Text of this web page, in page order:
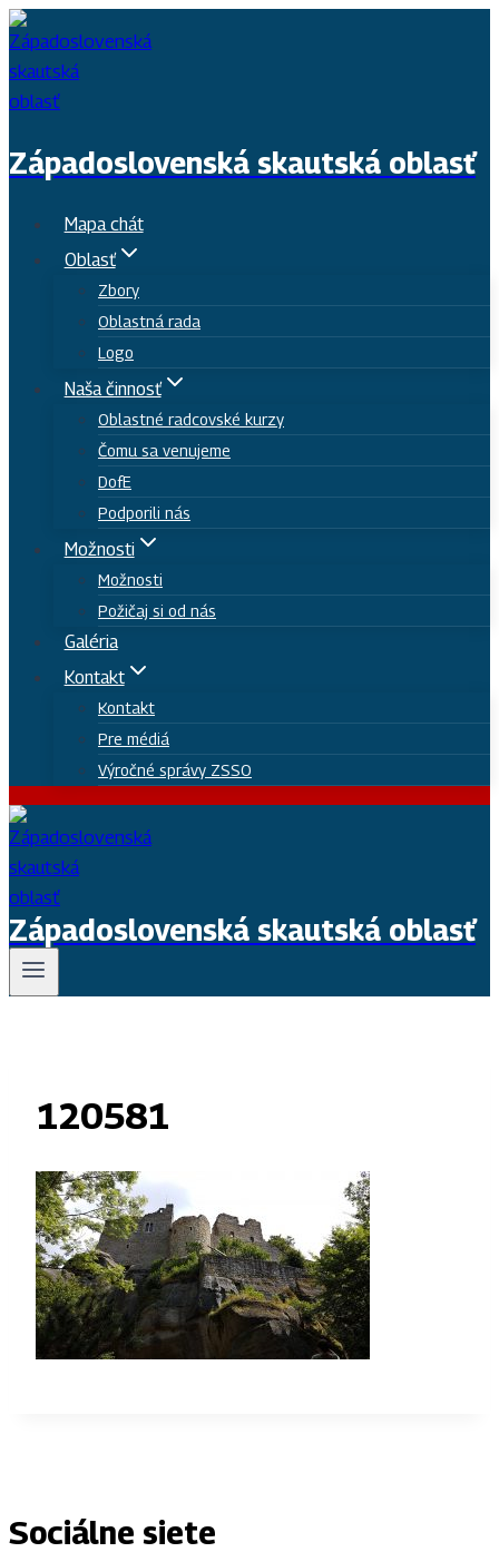
Skip
to
content
Západoslovenská skautská oblasť
Mapa chát
Oblasť
Zbory
Oblastná rada
Logo
Naša činnosť
Oblastné radcovské kurzy
Čomu sa venujeme
DofE
Podporili nás
Možnosti
Možnosti
Požičaj si od nás
Galéria
Kontakt
Kontakt
Pre médiá
Výročné správy ZSSO
Západoslovenská skautská oblasť
120581
Sociálne siete